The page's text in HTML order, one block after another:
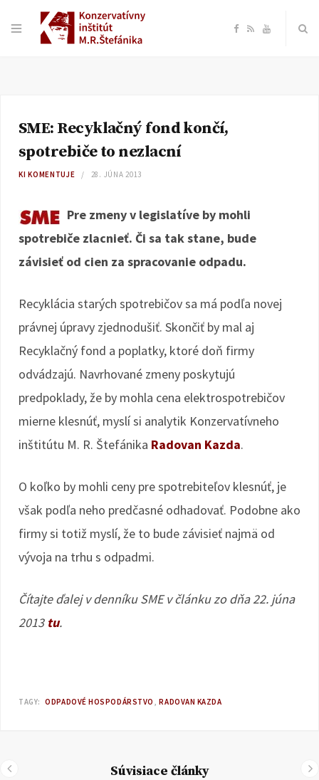
F
o
R Y
SME: Recyklačný fond končí,
spotrebiče to nezlacní
KI KOMENTUJE 28. JÚNA 2013
Pre zmeny v legislatíve by mohli
spotrebiče zlacnieť. Či sa tak stane, bude
závisieť od cien za spracovanie odpadu.
Recyklácia starých spotrebičov sa má podľa novej
právnej úpravy zjednodušiť. Skončiť by mal aj
Recyklačný fond a poplatky, ktoré doň firmy
odvádzajú. Navrhované zmeny poskytujú
predpoklady, že by mohla cena elektrospotrebičov
mierne klesnúť, myslí si analytik Konzervatívneho
inštitútu M. R. Štefánika Radovan Kazda.
O koľko by mohli ceny pre spotrebiteľov klesnúť, je
však podľa neho predčasné odhadovať. Podobne ako
firmy si totiž myslí, že to bude závisieť najmä od
vývoja na trhu s odpadmi.
Čítajte ďalej v denníku SME v článku zo dňa 22. júna
2013 tu.
TAGY: ODPADOVÉ HOSPODÁRSTVO RADOVAN KAZDA
Súvisiace články